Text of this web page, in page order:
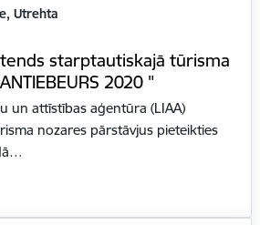
Utrehta
starptautiskajā tūrisma
2020 "
un attīstības aģentūra (LIAA)
nozares pārstāvjus pieteikties